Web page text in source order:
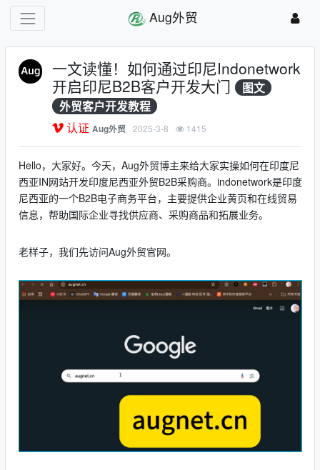
Aug外贸
一文读懂！如何通过印尼Indonetwork
开启印尼B2B客户开发大门 图文
外贸客户开发教程
认证 Aug外贸 2025-3-8 1415
Hello，大家好。今天，Aug外贸博主来给大家实操如何在印度尼
西亚IN网站开发印度尼西亚外贸B2B采购商。indonetwork是印度
尼西亚的一个B2B电子商务平台，主要提供企业黄页和在线贸易
信息，帮助国际企业寻找供应商、采购商品和拓展业务。
老样子，我们先访问Aug外贸官网。